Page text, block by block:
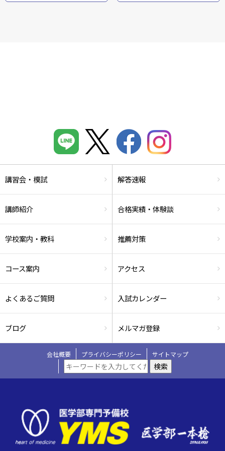
講習会・模試 解答速報
講師紹介 合格実績・体験談
学校案内・教科 推薦対策
コース案内 アクセス
よくあるご質問 入試カレンダー
ブログ メルマガ登録
会社概要 プライバシーポリシー サイトマップ
検索